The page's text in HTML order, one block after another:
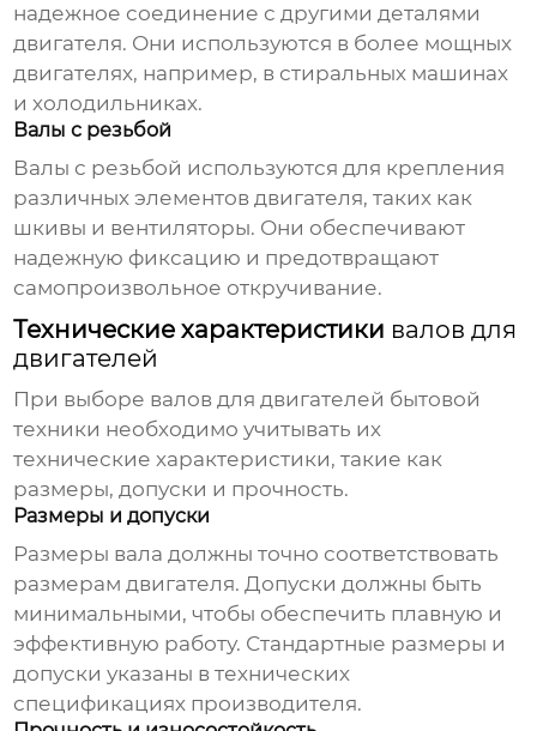
надежное соединение с другими деталями
двигателя. Они используются в более мощных
двигателях, например, в стиральных машинах
и холодильниках.
Валы с резьбой
Валы с резьбой используются для крепления
различных элементов двигателя, таких как
шкивы и вентиляторы. Они обеспечивают
надежную фиксацию и предотвращают
самопроизвольное откручивание.
Технические характеристики валов для
двигателей
При выборе валов для двигателей бытовой
техники необходимо учитывать их
технические характеристики, такие как
размеры, допуски и прочность.
Размеры и допуски
Размеры вала должны точно соответствовать
размерам двигателя. Допуски должны быть
минимальными, чтобы обеспечить плавную и
эффективную работу. Стандартные размеры и
допуски указаны в технических
спецификациях производителя.